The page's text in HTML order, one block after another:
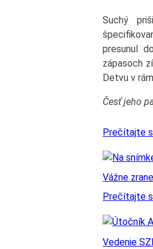
Suchý
presunul
zápasoch
Detvu v
Česť jeho
Prečítajte
Vážne
Prečítajte
Vedenie